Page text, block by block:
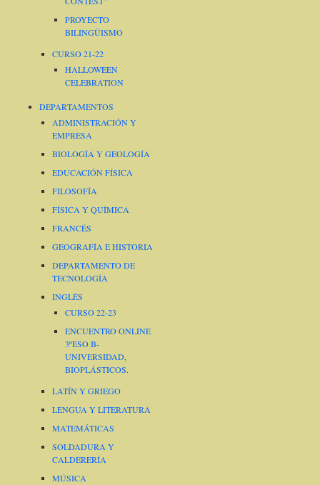
PROYECTO
BILINGÜISMO
CURSO 21-22
HALLOWEEN
CELEBRATION
DEPARTAMENTOS
ADMINISTRACIÓN Y
EMPRESA
BIOLOGÍA Y GEOLOGÍA
EDUCACIÓN FÍSICA
FILOSOFÍA
FÍSICA Y QUÍMICA
FRANCÉS
GEOGRAFÍA E HISTORIA
DEPARTAMENTO DE
TECNOLOGÍA
INGLÉS
CURSO 22-23
ENCUENTRO ONLINE
3ºESO B-
UNIVERSIDAD,
BIOPLÁSTICOS.
LATÍN Y GRIEGO
LENGUA Y LITERATURA
MATEMÁTICAS
SOLDADURA Y
CALDERERÍA
MÚSICA